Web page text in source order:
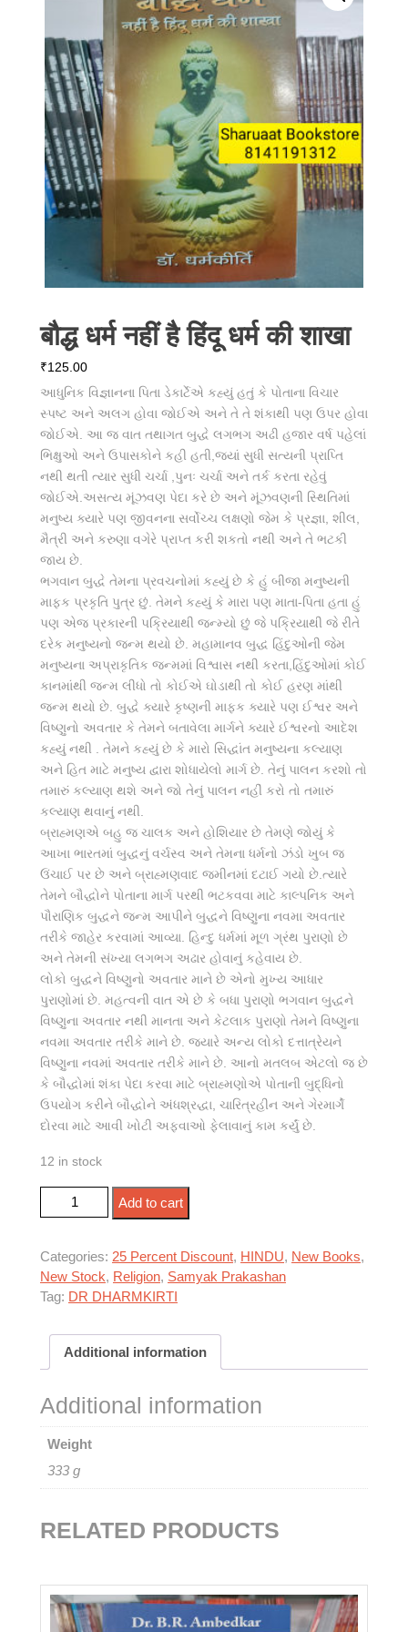
बौद्ध धर्म नहीं है हिंदू धर्म की शाखा
₹125.00
આધુનિક વિજ્ઞાનના પિતા ડેકાર્ટેએ કહ્યું હતું કે પોતાના વિચાર
સ્પષ્ટ અને અલગ હોવા જોઈએ અને તે તે શંકાથી પણ ઉપર હોવા
જોઈએ. આ જ વાત તથાગત બુદ્ધે લગભગ અઢી હજાર વર્ષ પહેલાં
ભિક્ષુઓ અને ઉપાસકોને કહી હતી,જ્યાં સુધી સત્યની પ્રાપ્તિ
નથી થતી ત્યાર સુધી ચર્ચા ,પુનઃ ચર્ચા અને તર્ક કરતા રહેવું
જોઈએ.અસત્ય મૂંઝવણ પેદા કરે છે અને મૂંઝવણની સ્થિતિમાં
મનુષ્ય ક્યારે પણ જીવનના સર્વોચ્ચ લક્ષણો જેમ કે પ્રજ્ઞા, શીલ,
મૈત્રી અને કરુણા વગેરે પ્રાપ્ત કરી શકતો નથી અને તે ભટકી
જાય છે.
ભગવાન બુદ્ધે તેમના પ્રવચનોમાં કહ્યું છે કે હું બીજા મનુષ્યની
માફક પ્રકૃતિ પુત્ર છું. તેમને કહ્યું કે મારા પણ માતા-પિતા હતા હું
પણ એજ પ્રકારની પક્રિયાથી જન્મ્યો છું જે પક્રિયાથી જે રીતે
દરેક મનુષ્યનો જન્મ થયો છે. મહામાનવ બુદ્ધ હિંદુઓની જેમ
મનુષ્યના અપ્રાકૃતિક જન્મમાં વિશ્વાસ નથી કરતા,હિંદુઓમાં કોઈ
કાનમાંથી જન્મ લીધો તો કોઈએ ઘોડાથી તો કોઈ હરણ માંથી
જન્મ થયો છે. બુદ્ધે ક્યારે કૃષ્ણની માફક ક્યારે પણ ઈશ્વર અને
વિષ્ણુનો અવતાર કે તેમને બતાવેલા માર્ગને ક્યારે ઈશ્વરનો આદેશ
કહ્યું નથી . તેમને કહ્યું છે કે મારો સિદ્ધાંત મનુષ્યના કલ્યાણ
અને હિત માટે મનુષ્ય દ્વારા શોધાયેલો માર્ગ છે. તેનું પાલન કરશો તો
તમારું કલ્યાણ થશે અને જો તેનું પાલન નહીં કરો તો તમારું
કલ્યાણ થવાનું નથી.
બ્રાહ્મણએ બહુ જ ચાલક અને હોશિયાર છે તેમણે જોયું કે
આખા ભારતમાં બુદ્ધનું વર્ચસ્વ અને તેમના ધર્મનો ઝંડો ખુબ જ
ઉંચાઈ પર છે અને બ્રાહ્મણવાદ જમીનમાં દટાઈ ગયો છે.ત્યારે
તેમને બૌદ્ધોને પોતાના માર્ગ પરથી ભટકવવા માટે કાલ્પનિક અને
પૌરાણિક બુદ્ધને જન્મ આપીને બુદ્ધને વિષ્ણુના નવમા અવતાર
તરીકે જાહેર કરવામાં આવ્યા. હિન્દુ ધર્મમાં મૂળ ગ્રંથ પુરાણો છે
અને તેમની સંખ્યા લગભગ અઢાર હોવાનું કહેવાય છે.
લોકો બુદ્ધને વિષ્ણુનો અવતાર માને છે એનો મુખ્ય આધાર
પુરાણોમાં છે. મહત્વની વાત એ છે કે બધા પુરાણો ભગવાન બુદ્ધને
વિષ્ણુના અવતાર નથી માનતા અને કેટલાક પુરાણો તેમને વિષ્ણુના
નવમા અવતાર તરીકે માને છે. જ્યારે અન્ય લોકો દત્તાત્રેયને
વિષ્ણુના નવમાં અવતાર તરીકે માને છે. આનો મતલબ એટલો જ છે
કે બૌદ્ધોમાં શંકા પેદા કરવા માટે બ્રાહ્મણોએ પોતાની બુદ્ધિનો
ઉપયોગ કરીને બૌદ્ધોને અંધશ્રદ્ધા, ચારિત્રહીન અને ગેરમાર્ગે
દોરવા માટે આવી ખોટી અફવાઓ ફેલાવાનું કામ કર્યું છે.
12 in stock
बौद्ध धर्म नहीं है हिंदू धर्म की शाखा quantity
Add to cart
Categories: 25 Percent Discount, HINDU, New Books,
New Stock, Religion, Samyak Prakashan
Tag: DR DHARMKIRTI
Additional information
Additional information
Weight
333 g
RELATED PRODUCTS